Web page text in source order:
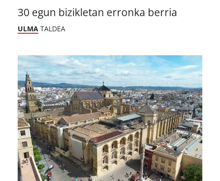
30 egun bizikletan erronka berria
ULMA TALDEA